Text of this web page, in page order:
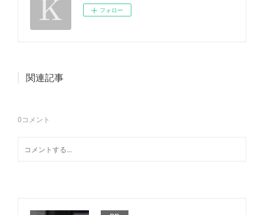
フォロー
関連記事
0コメント